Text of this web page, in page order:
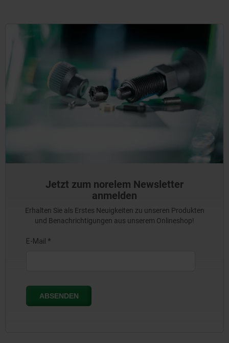
Jetzt zum norelem Newsletter
anmelden
Erhalten Sie als Erstes Neuigkeiten zu unseren Produkten
und Benachrichtigungen aus unserem Onlineshop!